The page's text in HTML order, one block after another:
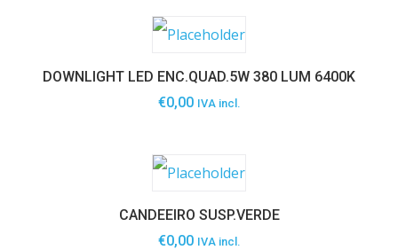
DOWNLIGHT LED ENC.QUAD.5W 380 LUM 6400K
€0,00 IVA incl.
CANDEEIRO SUSP.VERDE
€0,00 IVA incl.